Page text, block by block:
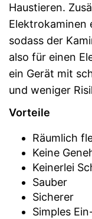
Haustieren.
Elektrokaminen
sodass der
also für einen
ein Gerät mit
und weniger
Vorteile
Räumlich
Keine
Keinerlei
Sauber
Sicherer
Simples